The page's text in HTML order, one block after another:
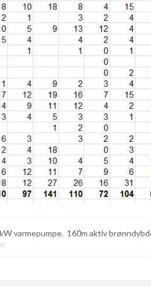
varmepumpe. 160m aktiv